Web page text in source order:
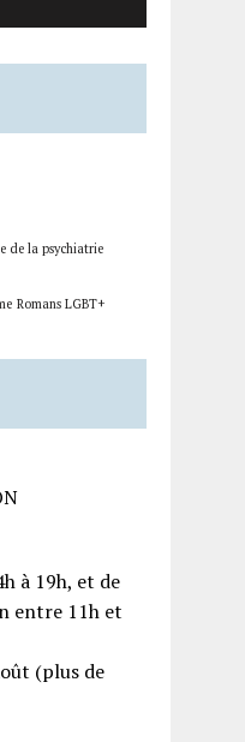
de la psychiatrie
Romans LGBT+
à 19h, et de
entre 11h et
(plus de